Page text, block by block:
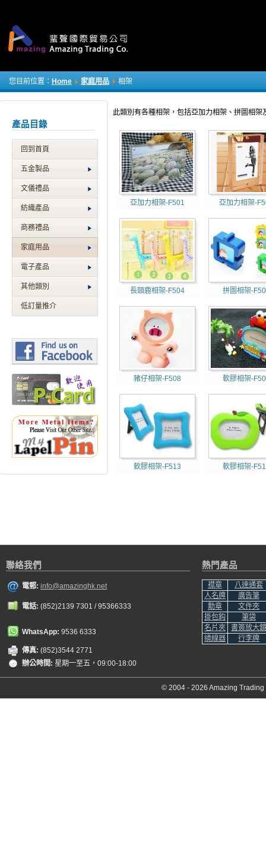
您目前位置： Home 家庭用品 相架
產品目錄
回到首頁
五金製品
文儀禮品
紡織產品
商務禮品
家庭用品
電子產品
其他類別
低訂量推介
此類別有各種相架，包括亞加力相架、拼圖相
亞加力相架-F501 亞加力相架-
長頸鹿相架-F504 拼圖相架-
豬仔相架-F508 軟膠相架-
軟膠相架-F513 軟膠相架-
聯絡我們
電郵: info@amazinghk.net
電話: (852)2139 7301 / 95366333
WhatsApp: 9536 6333
傳真: (852)3544 2771
辦公時間: 星期一至五，09:00-18:00
熱門產品
襟章
八達通套
人名牌
廣告筆
勳章
文件夾
掛包鈎
筆袋
名片夾
書簽放大鏡
繞線器
行李牌
© 2004 - 2026 Amazing